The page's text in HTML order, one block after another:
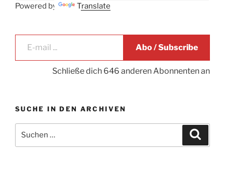
Powered by Translate
E-mail ...
Abo / Subscribe
Schließe dich 646 anderen Abonnenten an
SUCHE IN DEN ARCHIVEN
nach: